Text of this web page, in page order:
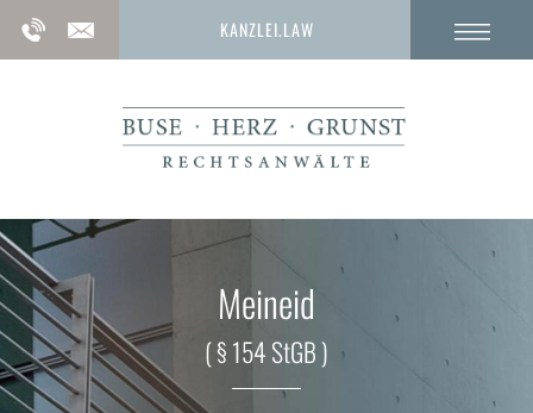
KANZLEI.LAW
Meineid
( § 154 StGB )